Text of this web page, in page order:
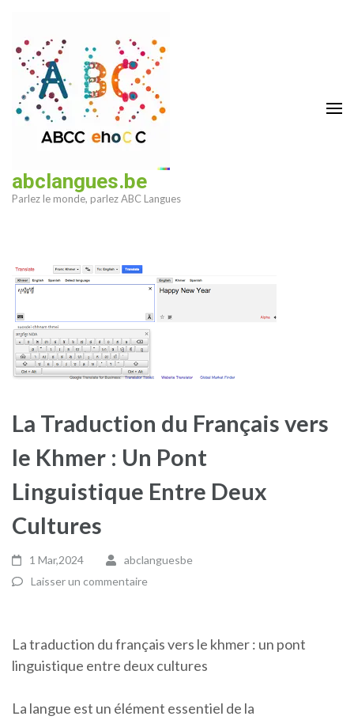
contenu
(Pressez
Entrée)
abclangues.be
Parlez le monde, parlez ABC Langues
La Traduction du Français vers
le Khmer : Un Pont
Linguistique Entre Deux
Cultures
1 Mar,2024
abclanguesbe
Laisser un commentaire
La traduction du français vers le khmer : un pont
linguistique entre deux cultures
La langue est un élément essentiel de la